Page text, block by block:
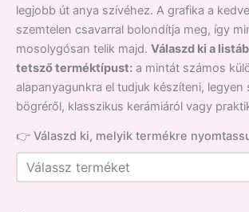
legjobb út anya szívéhez. A grafika a
szemtelen csavarral bolondítja meg, így
mosolygósan telik majd. Válaszd ki a
tetsző terméktípust: a mintát számos
alapanyagunkra el tudjuk készíteni, legyen
bögréről, klasszikus kerámiáról vagy
👉 Válaszd ki, melyik termékre